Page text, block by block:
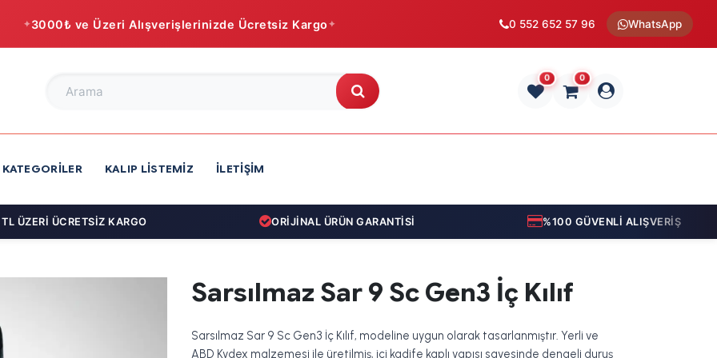
3000₺ ve Üzeri Alışverişlerinizde Ücretsiz Kargo 0 552 652 57 96 WhatsApp
0 0
KATEGORILER KALIP LISTEMIZ İLETIŞIM
ÜCRETSİZ KARGO ORİJİNAL ÜRÜN GARANTİSİ %100 GÜVENLİ ALIŞVERİŞ
Sarsılmaz Sar 9 Sc Gen3 İç Kılıf
Sarsılmaz Sar 9 Sc Gen3 İç Kılıf, modeline uygun olarak tasarlanmıştır. Yerli ve
ABD Kydex malzemesi ile üretilmiş, içi kadife kaplı yapısı sayesinde dengeli duruş